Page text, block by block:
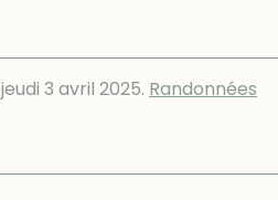
jeudi 3 avril 2025. Randonnées